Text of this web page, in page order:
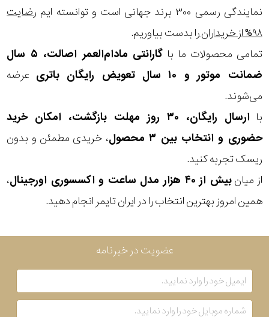
نمایندگی رسمی ۳۰۰ برند جهانی است و توانسته ایم
رضایت
۹۸% از خریداران
را بدست بیاوریم.
تمامی محصولات ما با
گارانتی مادام‌العمر اصالت، ۵ سال
ضمانت موتور و ۱۰ سال تعویض رایگان باتری
عرضه
می‌شوند.
با
ارسال رایگان، ۳۰ روز مهلت بازگشت، امکان خرید
حضوری و انتخاب بین ۳ محصول
، خریدی مطمئن و بدون
ریسک تجربه کنید.
از میانبیش از ۴۰ هزار مدل ساعت و اکسسوری اورجینال
،
همین امروز بهترین انتخاب را در ایران تایمر انجام دهید.
عضویت در خبرنامه